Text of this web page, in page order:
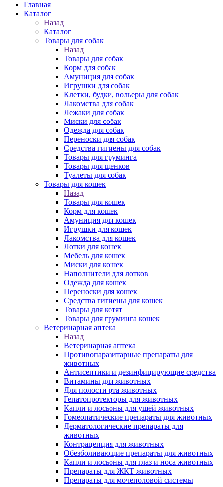
Главная
Каталог
Назад
Каталог
Товары для собак
Назад
Товары для собак
Корм для собак
Амуниция для собак
Игрушки для собак
Клетки, будки, вольеры для собак
Лакомства для собак
Лежаки для собак
Миски для собак
Одежда для собак
Переноски для собак
Средства гигиены для собак
Товары для груминга
Товары для щенков
Туалеты для собак
Товары для кошек
Назад
Товары для кошек
Корм для кошек
Амуниция для кошек
Игрушки для кошек
Лакомства для кошек
Лотки для кошек
Мебель для кошек
Миски для кошек
Наполнители для лотков
Одежда для кошек
Переноски для кошек
Средства гигиены для кошек
Товары для котят
Товары для груминга кошек
Ветеринарная аптека
Назад
Ветеринарная аптека
Противопаразитарные препараты для
животных
Антисептики и дезинфицирующие средства
Витамины для животных
Для полости рта животных
Гепатопротекторы для животных
Капли и лосьоны для ушей животных
Гомеопатические препараты для животных
Дерматологические препараты для
животных
Контрацепция для животных
Обезболивающие препараты для животных
Капли и лосьоны для глаз и носа животных
Препараты для ЖКТ животных
Препараты для мочеполовой системы